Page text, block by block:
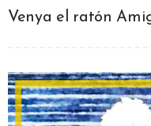
Venya el ratón